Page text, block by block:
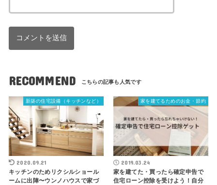
RECOMMEND
新築の住宅設備（キッチンなど）
2020.09.21
キッチンのためリクシルショール
ームに出陣〜ウンノハウスで家づ
家を建てるためのお金・節約
2019.03.24
家を建てた・買ったら確定申告で
住宅ローン控除を受けよう！自分